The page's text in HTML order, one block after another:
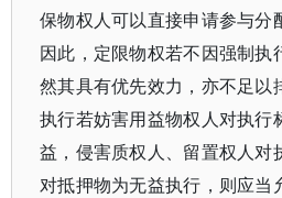
保物权人可以直接申请参与分
因此，定限物权若不因强制执
然其具有优先效力，亦不足以
执行若妨害用益物权人对执行
益，侵害质权人、留置权人对
对抵押物为无益执行，则应当